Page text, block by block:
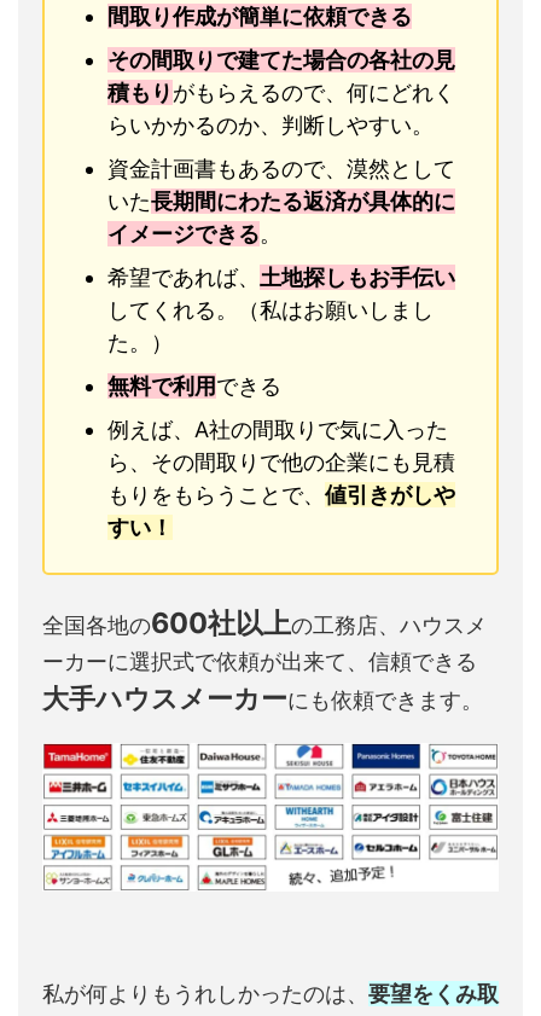
間取り作成が簡単に依頼できる
その間取りで建てた場合の各社の見
積もりがもらえるので、何にどれく
らいかかるのか、判断しやすい。
資金計画書もあるので、漠然として
いた長期間にわたる返済が具体的に
イメージできる。
希望であれば、 土地探しもお手伝い
してくれる。（私はお願いしまし
た。）
無料で利用できる
例えば、A社の間取りで気に入った
ら、その間取りで他の企業にも見積
もりをもらうことで、 値引きがしや
すい！
全国各地の600社以上の工務店、ハウスメ
ーカーに選択式で依頼が出来て、信頼できる
大手ハウスメーカーにも依頼できます。
私が何よりもうれしかったのは、 要望をくみ取